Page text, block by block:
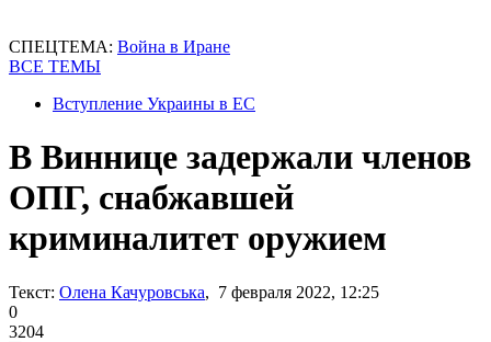
СПЕЦТЕМА: Война в Иране
ВСЕ ТЕМЫ
Вступление Украины в ЕС
В Виннице задержали членов
ОПГ, снабжавшей
криминалитет оружием
Текст: Олена Качуровська, 7 февраля 2022, 12:25
0
3204